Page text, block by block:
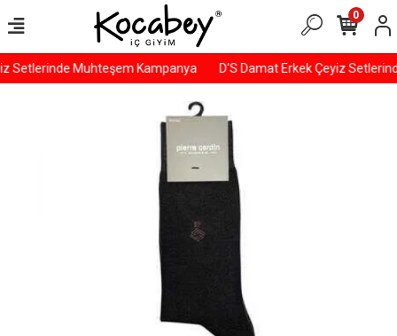
Setlerinde Muhteşem Kampanya D'S Damat Erkek Çeyiz
0